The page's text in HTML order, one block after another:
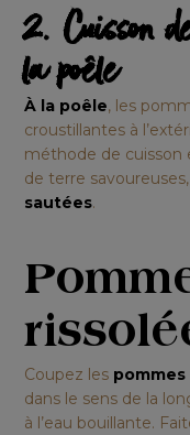
2. Cuisson
la poêle
À la poêle, les
croustillantes à
méthode de cuisson
de terre
sautées.
Coupez les
dans le sens de la
à l’eau bouillante.